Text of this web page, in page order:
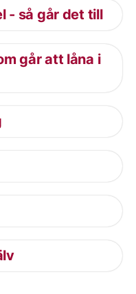
- så går det till
går att låna i